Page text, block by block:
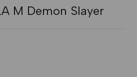
M Demon Slayer